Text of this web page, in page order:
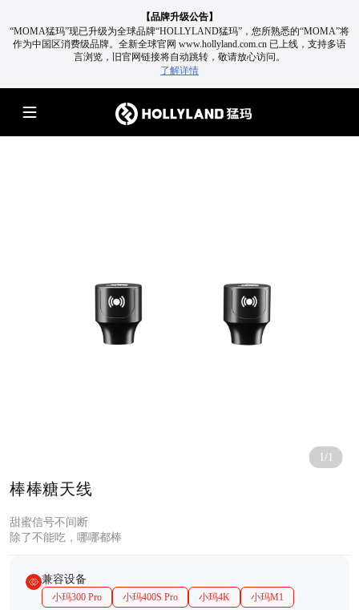
【品牌升级公告】
“MOMA猛玛”现已升级为全球品牌“HOLLYLAND猛玛”，您所熟悉的“MOMA”将
作为中国区消费级品牌。 全新全球官网 www.hollyland.com.cn 已上线，支持多语
言浏览，旧官网链接将自动跳转，敬请放心访问。
了解详情
1/1
棒棒糖天线
甜蜜信号不间断
除了不能吃，哪哪都棒
兼容设备
小玛300 Pro 小玛400S Pro 小玛4K 小玛M1